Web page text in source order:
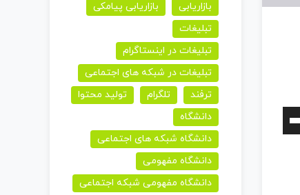
برای
افزایش
بازاریابی
بازاریابی پیامکی
تبلیغات
تبلیغات در اینستاگرام
تبلیغات در شبکه های اجتماعی
ترفند
تلگرام
تولید محتوا
دانشگاه
دانشگاه شبکه های اجتماعی
دانشگاه مفهومی
دانشگاه مفهومی شبکه اجتماعی